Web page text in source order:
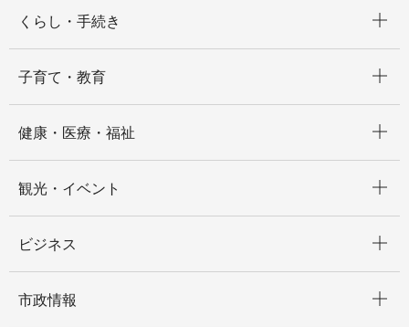
くらし・手続き
子育て・教育
健康・医療・福祉
観光・イベント
ビジネス
市政情報